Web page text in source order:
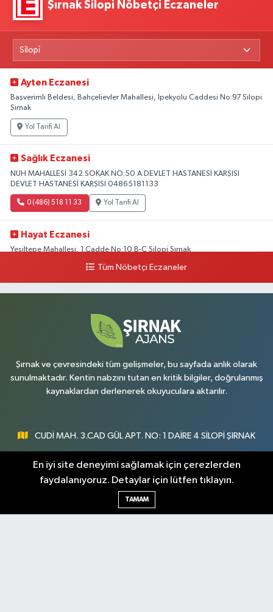
Şırnak Silopi Nöbetçi Eczaneler
Ayten Eczanesi
Başverimli Beldesi, Bahçelievler Mahallesi, İpekyolu Caddesi No:97 Silopi
Şırnak
Yol Tarifi Al
Sağlık Eczanesi
NUH MAHALLESİ 342.SOKAK NO:50 A DEVLET HASTANESİ KARŞISI
DEVLET HASTANESİ KARŞISI 04865181133
0 (486) 518 11 33 Yol Tarifi Al
Hayat Eczanesi
Yeşiltepe Mahallesi, 1.Cadde No:10 B-C Silopi Şırnak
Yol Tarifi Al
Yenişehir Mahallesi, 8.Cadde No:53 A Silopi Şırnak
Yol Tarifi Al
Tüm Nöbetçi Eczaneler
Şırnak ve çevresindeki tüm gelişmeler, bu sayfada anlık olarak
sunulmaktadır. Kentin nabzını tutan en kritik bilgiler, doğrulanmış
kaynaklardan derlenerek okuyuculara aktarılır.
CUDİ MAH. 3.CAD GÜL APT. NO: 1 DAİRE 4 SİLOPİ ŞIRNAK
0547 300 73 73
[email protected]
En iyi site deneyimi sağlamak için çerezlerden
faydalanıyoruz. Detaylar için lütfen tıklayın.
TAMAM